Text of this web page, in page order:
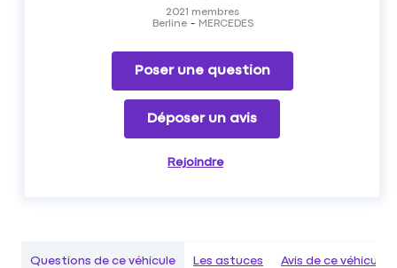
Berline MERCEDES
2021 membres
Poser une question
Déposer un avis
Rejoindre
Questions de ce véhicule Les astuces Avis de ce véhicule